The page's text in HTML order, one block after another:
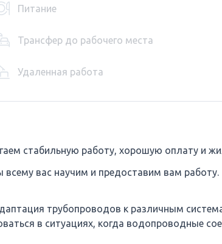
Питание
Трансфер до рабочего места
Удаленная работа
стабильную работу, хорошую оплату и
вас научим и предоставим вам работу.
трубопроводов к различным
в ситуациях, когда водопроводные